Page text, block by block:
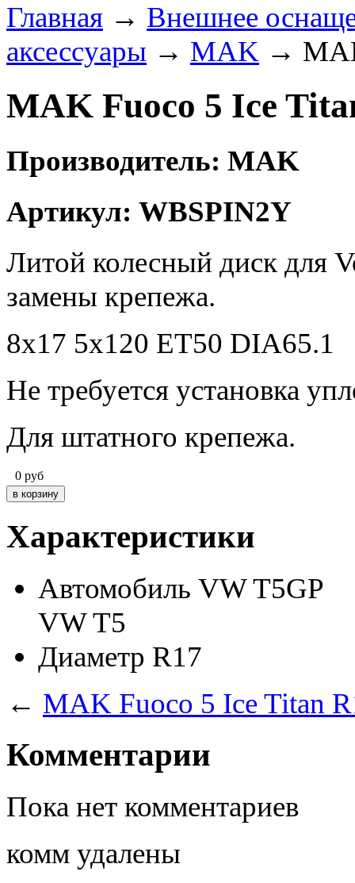
Главная → Внешнее
аксессуары → MAK →
MAK Fuoco 5 Ice
Производитель: MAK
Артикул: WBSPIN2Y
Литой колесный диск для
замены крепежа.
8х17 5х120 ET50 DIA65.1
Не требуется установка
Для штатного крепежа.
0 руб
Характеристики
Автомобиль VW T5GP
VW T5
Диаметр R17
← MAK Fuoco 5 Ice Titan
Комментарии
Пока нет комментариев
комм удалены